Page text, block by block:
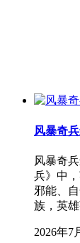
风暴奇
风暴奇
兵》中
邪能、
族，英
2026年7